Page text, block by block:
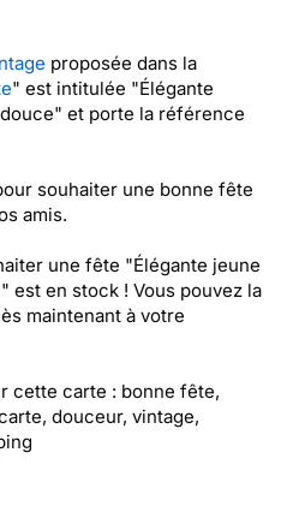
proposée dans la
" est intitulée "Élégante
et porte la référence
souhaiter une bonne fête
amis.
une fête "Élégante jeune
est en stock ! Vous pouvez la
maintenant à votre
cette carte : bonne fête,
douceur, vintage,